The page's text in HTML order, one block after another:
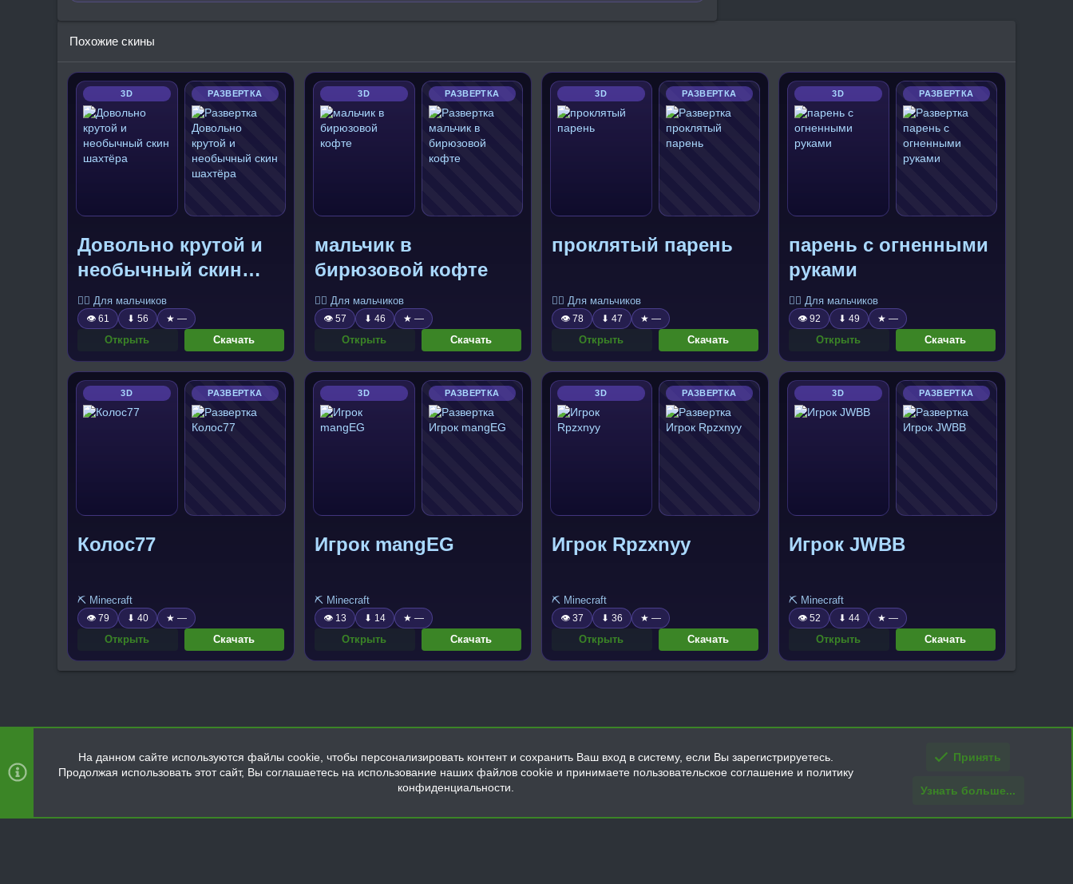
Похожие скины
3D РАЗВЕРТКА
Довольно крутой и
необычный скин
шахтёра
🧍‍♂️ Для мальчиков
👁 61 ⬇ 56 ★ —
Открыть Скачать
3D РАЗВЕРТКА
мальчик в
бирюзовой кофте
🧍‍♂️ Для мальчиков
👁 57 ⬇ 46 ★ —
Открыть Скачать
3D РАЗВЕРТКА
проклятый парень
🧍‍♂️ Для мальчиков
👁 78 ⬇ 47 ★ —
Открыть Скачать
3D РАЗВЕРТКА
парень с огненными
руками
🧍‍♂️ Для мальчиков
👁 92 ⬇ 49 ★ —
Открыть Скачать
3D РАЗВЕРТКА
Колос77
⛏️ Minecraft
👁 79 ⬇ 40 ★ —
Открыть Скачать
3D РАЗВЕРТКА
Игрок mangEG
⛏️ Minecraft
👁 13 ⬇ 14 ★ —
Открыть Скачать
3D РАЗВЕРТКА
Игрок Rpzxnyy
⛏️ Minecraft
👁 37 ⬇ 36 ★ —
Открыть Скачать
3D РАЗВЕРТКА
Игрок JWBB
⛏️ Minecraft
👁 52 ⬇ 44 ★ —
Открыть Скачать
Главная
R
S
На данном сайте используются файлы cookie, чтобы персонализировать контент и сохранить Ваш вход в систему, если Вы зарегистрируетесь.
Продолжая использовать этот сайт, Вы соглашаетесь на использование наших файлов cookie и принимаете пользовательское соглашение и политику
конфиденциальности.
Принять
Узнать больше...